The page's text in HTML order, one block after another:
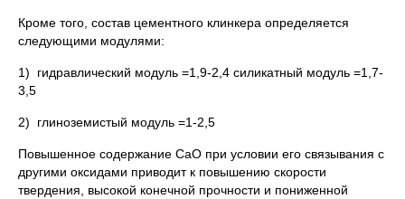
Кроме того, состав цементного клинкера определяется
следующими модулями:
1) гидравлический модуль =1,9-2,4 силикатный модуль =1,7-
3,5
2) глиноземистый модуль =1-2,5
Повышенное содержание СаО при условии его связывания с
другими оксидами приводит к повышению скорости
твердения, высокой конечной прочности и пониженной